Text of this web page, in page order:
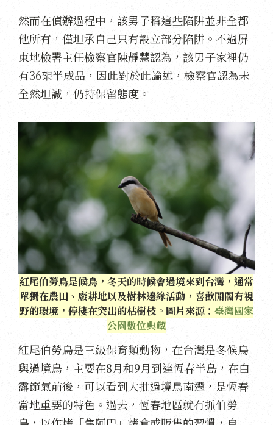
然而在偵辦過程中，該男子稱這些陷阱並非全都
他所有，僅坦承自己只有設立部分陷阱。不過屏
東地檢署主任檢察官陳靜慧認為，該男子家裡仍
有36架半成品，因此對於此論述，檢察官認為未
全然坦誠，仍持保留態度。
紅尾伯勞鳥是候鳥，冬天的時候會過境來到台灣，通常
單獨在農田、廢耕地以及樹林邊緣活動，喜歡開闊有視
野的環境，停棲在突出的枯樹枝。圖片來源： 臺灣國家
公園數位典藏
紅尾伯勞鳥是三級保育類動物，在台灣是冬候鳥
與過境鳥，主要在8月和9月到達恆春半島，在白
露節氣前後，可以看到大批過境鳥南遷，是恆春
當地重要的特色。過去，恆春地區就有抓伯勞